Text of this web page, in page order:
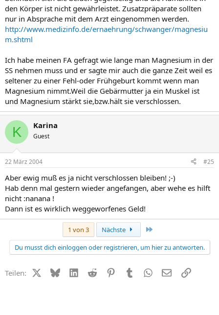
den Körper ist nicht gewährleistet. Zusatzpräparate sollten
nur in Absprache mit dem Arzt eingenommen werden.
http://www.medizinfo.de/ernaehrung/schwanger/magnesiu
m.shtml
Ich habe meinen FA gefragt wie lange man Magnesium in der
SS nehmen muss und er sagte mir auch die ganze Zeit weil es
seltener zu einer Fehl-oder Frühgeburt kommt wenn man
Magnesium nimmt.Weil die Gebärmutter ja ein Muskel ist
und Magnesium stärkt sie,bzw.hält sie verschlossen.
K Karina
Guest
22 März 2004 #25
Aber ewig muß es ja nicht verschlossen bleiben! ;-)
Hab denn mal gestern wieder angefangen, aber wehe es hilft
nicht :nanana !
Dann ist es wirklich weggeworfenes Geld!
1 von 3 Nächste
Du musst dich einloggen oder registrieren, um hier zu antworten.
Teilen: X (Twitter)
BlueskyLinkedIn
Reddit PinterestTumblr WhatsApp
E-MailLink